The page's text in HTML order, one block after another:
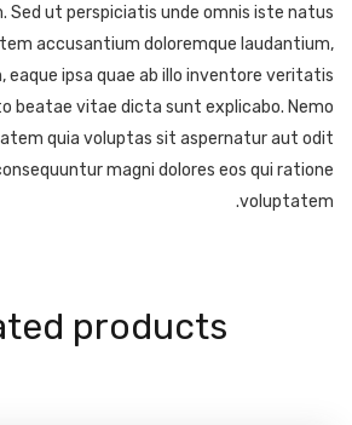
Sed ut perspiciatis unde omnis iste natus
accusantium doloremque laudantium,
eaque ipsa quae ab illo inventore veritatis
beatae vitae dicta sunt explicabo. Nemo
quia voluptas sit aspernatur aut odit
magni dolores eos qui ratione
voluptatem.
products